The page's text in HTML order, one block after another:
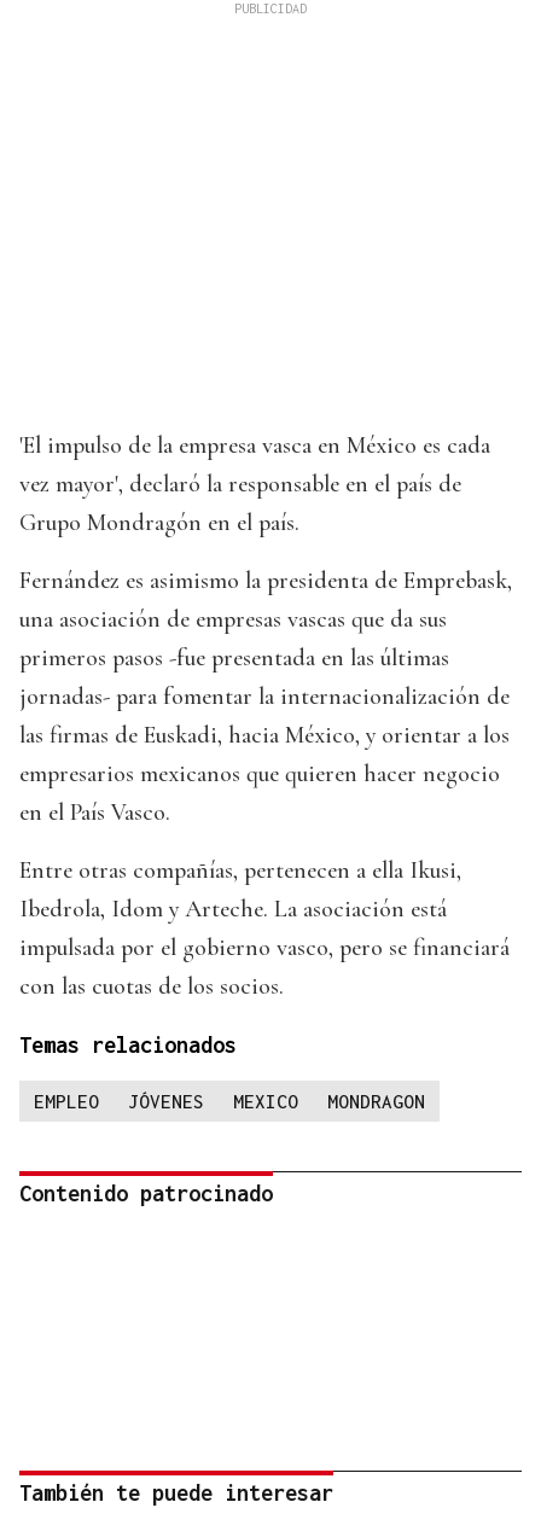
'El impulso de la empresa vasca en México es cada
vez mayor', declaró la responsable en el país de
Grupo Mondragón en el país.
Fernández es asimismo la presidenta de Emprebask,
una asociación de empresas vascas que da sus
primeros pasos -fue presentada en las últimas
jornadas- para fomentar la internacionalización de
las firmas de Euskadi, hacia México, y orientar a los
empresarios mexicanos que quieren hacer negocio
en el País Vasco.
Entre otras compañías, pertenecen a ella Ikusi,
Ibedrola, Idom y Arteche. La asociación está
impulsada por el gobierno vasco, pero se financiará
con las cuotas de los socios.
Temas relacionados
EMPLEO JÓVENES MEXICO MONDRAGON
Contenido patrocinado
También te puede interesar